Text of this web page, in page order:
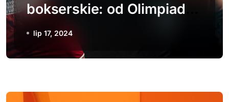
bokserskie: od Olimpiady
po mistrzostwa świata
lip 17, 2024